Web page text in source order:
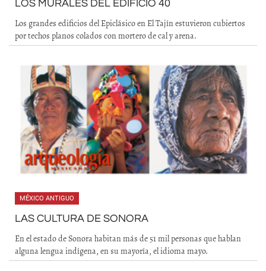
LOS MURALES DEL EDIFICIO 40
Los grandes edificios del Epiclásico en El Tajín estuvieron cubiertos
por techos planos colados con mortero de cal y arena.
MÉXICO ANTIGUO
LAS CULTURA DE SONORA
En el estado de Sonora habitan más de 51 mil personas que hablan
alguna lengua indígena, en su mayoría, el idioma mayo.